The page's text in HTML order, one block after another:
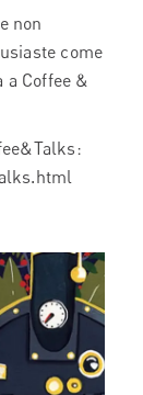
non
come
Coffee &